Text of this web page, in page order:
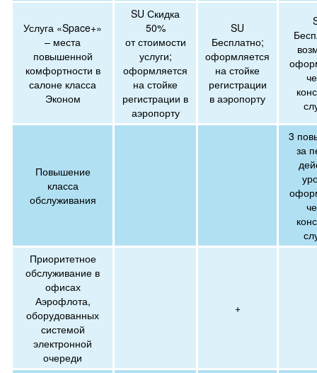
Услуга «Space+»
– места
повышенной
комфортности в
салоне класса
Эконом
SU Скидка
50%
от стоимости
услуги;
оформляется
на стойке
регистрации в
аэропорту
SU
Бесплатно;
оформляется
на стойке
регистрации
в аэропорту
Повышение
класса
обслуживания
3
за
Приоритетное
обслуживание в
офисах
Аэрофлота,
оборудованных
системой
электронной
очереди
+